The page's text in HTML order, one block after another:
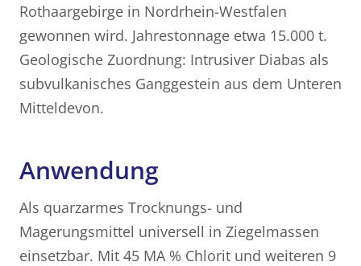
Rothaargebirge in Nordrhein-Westfalen
gewonnen wird. Jahrestonnage etwa 15.000 t.
Geologische Zuordnung: Intrusiver Diabas als
subvulkanisches Ganggestein aus dem Unteren
Mitteldevon.
Anwendung
Als quarzarmes Trocknungs- und
Magerungsmittel universell in Ziegelmassen
einsetzbar. Mit 45 MA % Chlorit und weiteren 9